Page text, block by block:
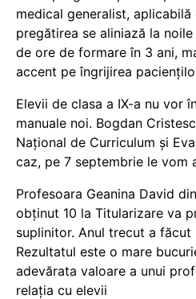
medical generalist,
pregătirea se aliniază la
de ore de formare în 3 ani,
accent pe îngrijirea
Elevii de clasa a IX-a nu vor
manuale noi. Bogdan
Național de Curriculum și
caz, pe 7 septembrie le vom
Profesoara Geanina David
obținut 10 la Titularizare va
suplinitor. Anul trecut a făcut
Rezultatul este o mare
adevărata valoare a unui
relația cu elevii